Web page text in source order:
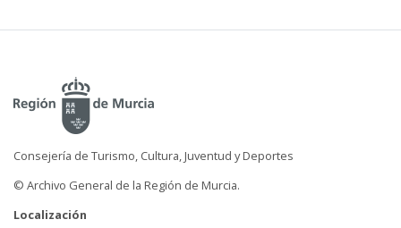
Consejería de Turismo, Cultura, Juventud y Deportes
© Archivo General de la Región de Murcia.
Localización